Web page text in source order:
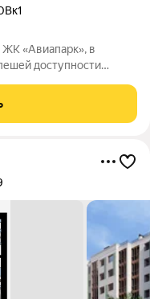
«Авиапарк», в
доступности
транспорта.